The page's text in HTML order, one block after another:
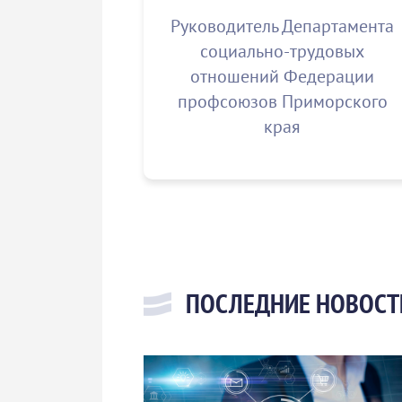
Руководитель Департамента
социально-трудовых
отношений Федерации
профсоюзов Приморского
края
ПОСЛЕДНИЕ